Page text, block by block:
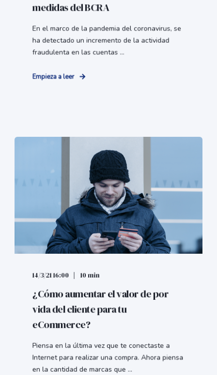
medidas del BCRA
En el marco de la pandemia del coronavirus, se
ha detectado un incremento de la actividad
fraudulenta en las cuentas ...
Empieza a leer
14/3/21 16:00 10 min
¿Cómo aumentar el valor de por
vida del cliente para tu
eCommerce?
Piensa en la última vez que te conectaste a
Internet para realizar una compra. Ahora piensa
en la cantidad de marcas que ...